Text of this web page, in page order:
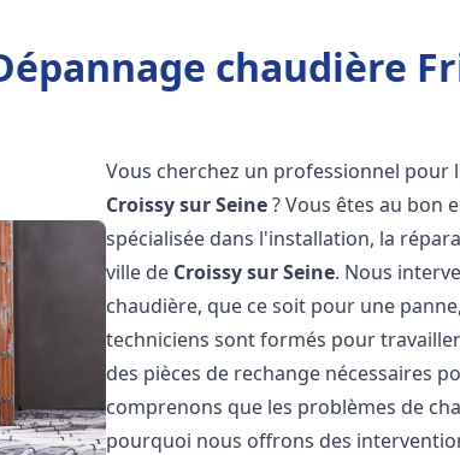
chaudière
Vous cherchez un professionnel pour
Croissy sur Seine? Vous êtes au bon
spécialisée dans l'installation, la
ville de Croissy sur Seine. Nous
chaudière, que ce soit pour une
techniciens sont formés pour
des pièces de rechange nécessaires
comprenons que les problèmes de
pourquoi nous offrons des